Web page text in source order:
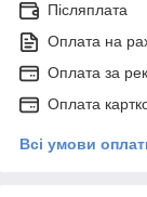
Післяплата
Оплата на
Оплата за
Оплата
Всі умови